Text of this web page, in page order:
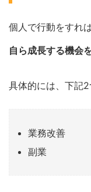
個人で行動をすれ
自ら成長する機会
具体的には、下記2
業務改善
副業